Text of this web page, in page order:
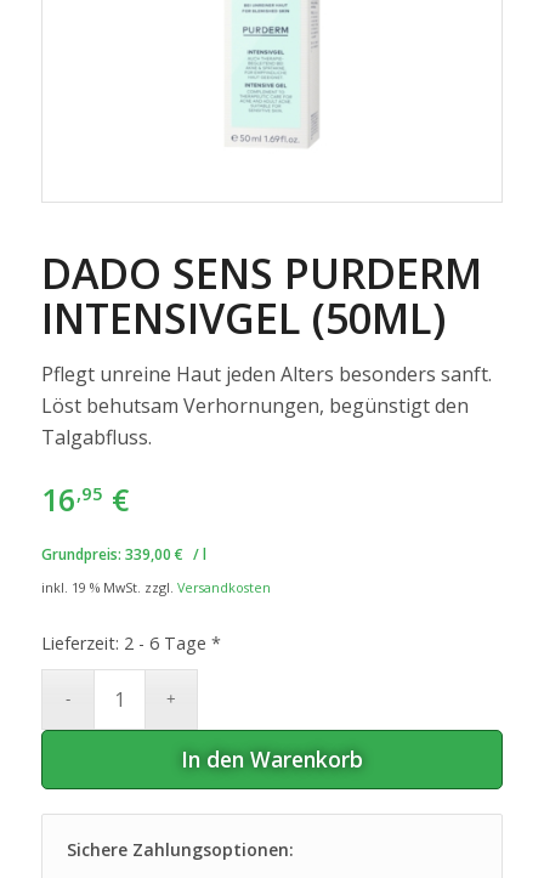
DADO SENS PURDERM
INTENSIVGEL (50ML)
Pflegt unreine Haut jeden Alters besonders sanft.
Löst behutsam Verhornungen, begünstigt den
Talgabfluss.
16,95 €
Grundpreis: 339,00 € /l
inkl. 19 % MwSt. zzgl. Versandkosten
Lieferzeit: 2 - 6 Tage *
In den Warenkorb
Sichere Zahlungsoptionen: